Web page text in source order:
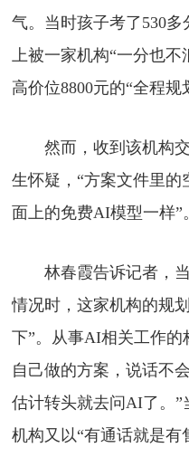
气。当时孩子考了530
上被一家机构“一分也
高价位8800元的“全程规
然而，收到该机构交
生怀疑，“方案文件里
面上的免费AI模型一样”
林春霞告诉记者，当
情况时，这家机构的规
下”。从事AI相关工作
自己做的方案，说话不
估计转头就去问AI了。
机构又以“有通话就是有